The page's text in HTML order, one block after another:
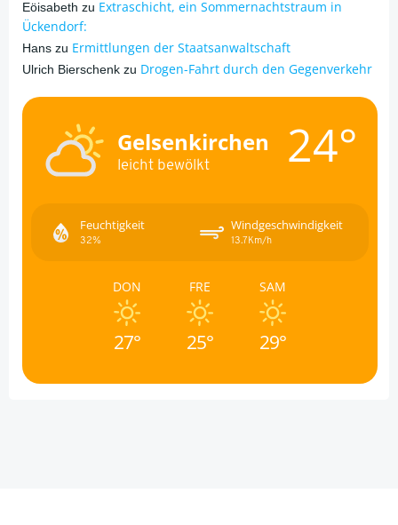
Eöisabeth zu Extraschicht, ein Sommernachtstraum in
Ückendorf:
Hans zu Ermittlungen der Staatsanwaltschaft
Ulrich Bierschenk zu Drogen-Fahrt durch den Gegenverkehr
Gelsenkirchen
leicht bewölkt 24°
Feuchtigkeit
32%
Windgeschwindigkeit
13.7Km/h
DON
27°
FRE
25°
SAM
29°